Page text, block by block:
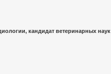
кандидат ветеринарных наук